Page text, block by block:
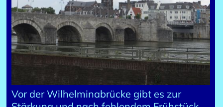
Vor der Wilhelminabrücke gibt es zur